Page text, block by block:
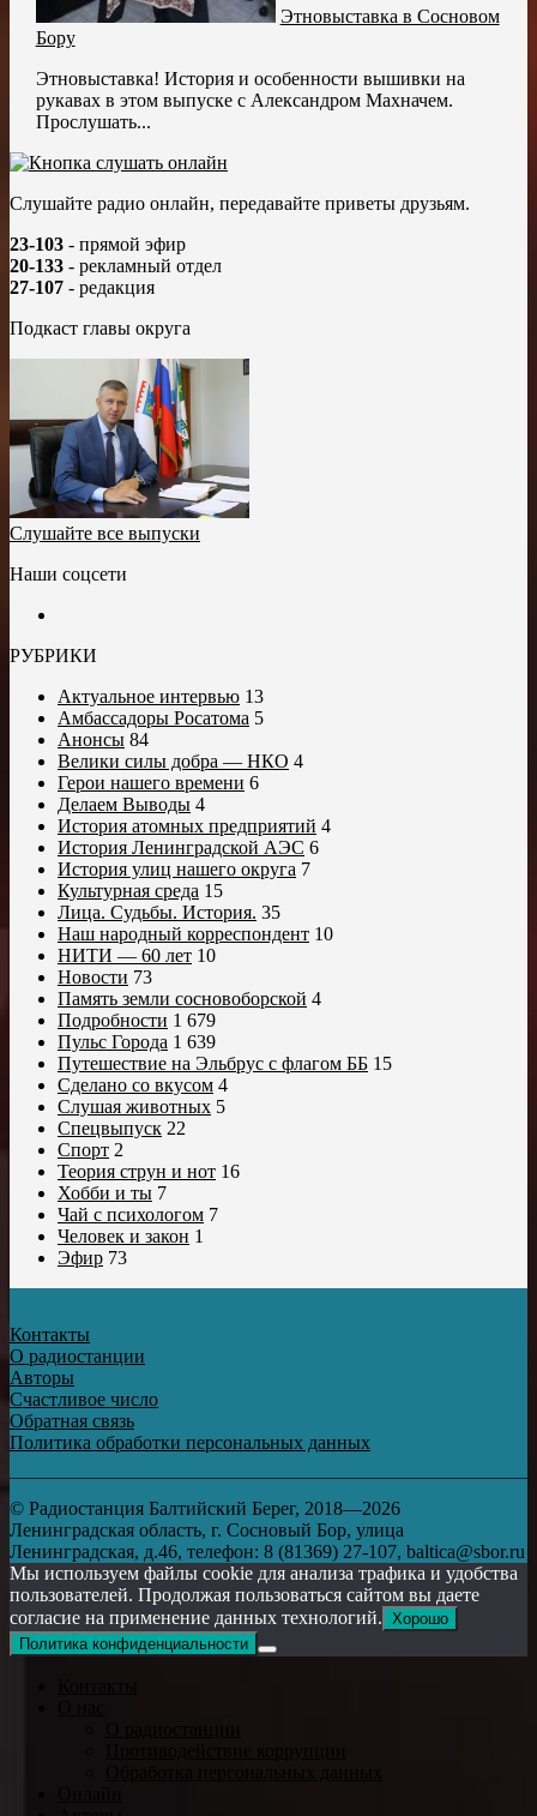
Этновыставка в Сосновом
Бору
Этновыставка! История и особенности вышивки на
рукавах в этом выпуске с Александром Махначем.
Прослушать...
Слушайте радио онлайн, передавайте приветы друзьям.
23-103 - прямой эфир
20-133 - рекламный отдел
27-107 - редакция
Подкаст главы округа
Слушайте все выпуски
Наши соцсети
РУБРИКИ
Актуальное интервью 13
Амбассадоры Росатома 5
Анонсы 84
Велики силы добра — НКО 4
Герои нашего времени 6
Делаем Выводы 4
История атомных предприятий 4
История Ленинградской АЭС 6
История улиц нашего округа 7
Культурная среда 15
Лица. Судьбы. История. 35
Наш народный корреспондент 10
НИТИ — 60 лет 10
Новости 73
Память земли сосновоборской 4
Подробности 1 679
Пульс Города 1 639
Путешествие на Эльбрус с флагом ББ 15
Сделано со вкусом 4
Слушая животных 5
Спецвыпуск 22
Спорт 2
Теория струн и нот 16
Хобби и ты 7
Чай с психологом 7
Человек и закон 1
Эфир 73
Контакты
О радиостанции
Авторы
Счастливое число
Обратная связь
Политика обработки персональных данных
© Радиостанция Балтийский Берег, 2018—2026
Ленинградская область, г. Сосновый Бор, улица
Ленинградская, д.46, телефон: 8 (81369) 27-107, baltica@sbor.ru
Мы используем файлы cookie для анализа трафика и удобства
пользователей. Продолжая пользоваться сайтом вы даете
согласие на применение данных технологий. Хорошо
Политика конфиденциальности